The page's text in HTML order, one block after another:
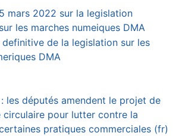
mars 2022 sur la legislation
les marches numeiques DMA
de la legislation sur les
DMA
les députés amendent le projet de
circulaire pour lutter contre la
pratiques commerciales (fr)